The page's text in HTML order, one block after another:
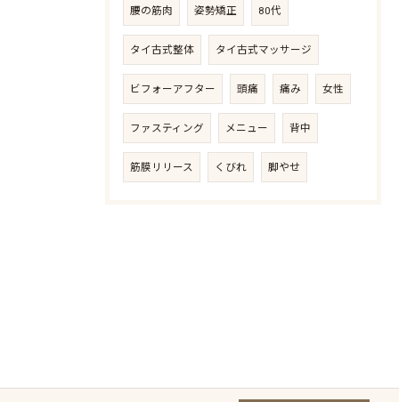
腰の筋肉 姿勢矯正 80代
タイ古式整体 タイ古式マッサージ
ビフォーアフター 頭痛 痛み 女性
ファスティング メニュー 背中
筋膜リリース くびれ 脚やせ